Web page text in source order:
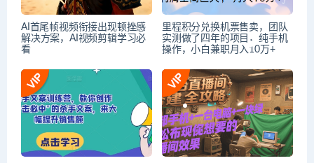
AI首尾帧视频衔接出现顿挫感
解决方案，AI视频剪辑学习必
看
里程积分兑换机票售卖，团队
实测做了四年的项目，纯手机
操作，小白兼职月入10万+